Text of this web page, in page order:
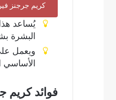
كريم جرجنز
يُساعد
البشرة
ويعمل
الأساسي
فوائد كريم